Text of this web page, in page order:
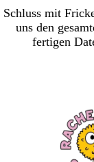
Schluss mit
uns den
fertigen